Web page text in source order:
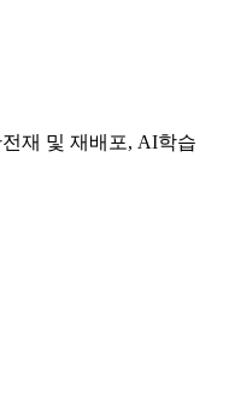
재 및 재배포, AI학습